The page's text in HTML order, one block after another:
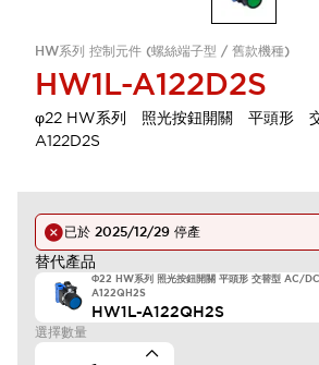
HW系列 控制元件 (螺絲端子型 / 舊款機種)
HW1L-A122D2S
φ22 HW系列 照光按鈕開關 平頭形
A122D2S
已於 2025/12/29 停產
替代產品
Φ22 HW系列 照光按鈕開關 平頭形 交替型 AC/
A122QH2S
HW1L-A122QH2S
選擇數量